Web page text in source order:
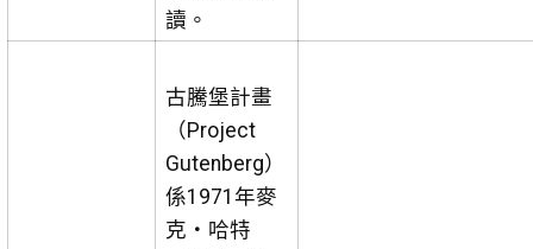
讀。
古騰堡計畫
（Project
Gutenberg）
係1971年麥
克・哈特